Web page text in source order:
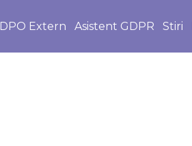
DPO Extern Asistent GDPR Stiri